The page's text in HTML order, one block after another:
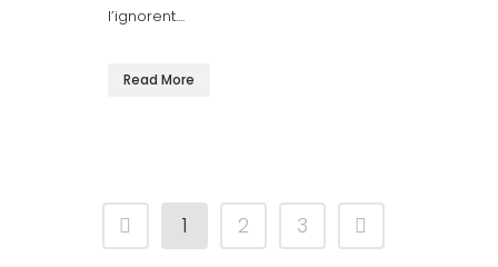
l’ignorent....
Read More
1 2 3